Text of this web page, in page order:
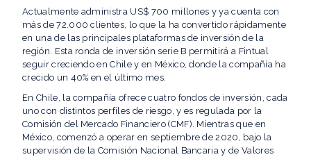
Actualmente administra US$ 700 millones y ya cuenta con
más de 72.000 clientes, lo que la ha convertido rápidamente
en una de las principales plataformas de inversión de la
región. Esta ronda de inversión serie B permitirá a Fintual
seguir creciendo en Chile y en México, donde la compañía ha
crecido un 40% en el último mes.
En Chile, la compañía ofrece cuatro fondos de inversión, cada
uno con distintos perfiles de riesgo, y es regulada por la
Comisión del Mercado Financiero (CMF). Mientras que en
México, comenzó a operar en septiembre de 2020, bajo la
supervisión de la Comisión Nacional Bancaria y de Valores